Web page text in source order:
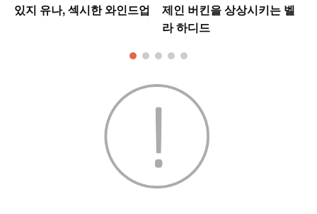
있지 유나, 섹시한 와인드업
제인 버킨을 상상시키는 벨
라 하디드